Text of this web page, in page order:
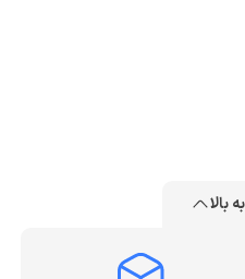
بالا